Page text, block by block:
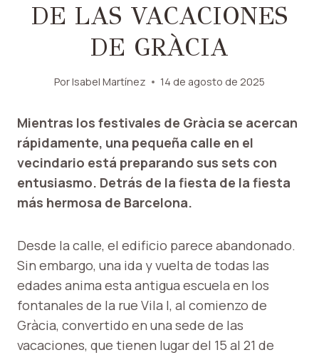
DE LAS VACACIONES
DE GRÀCIA
PorIsabel Martínez 14 de agosto de 2025
Mientras los festivales de Gràcia se acercan
rápidamente, una pequeña calle en el
vecindario está preparando sus sets con
entusiasmo. Detrás de la fiesta de la fiesta
más hermosa de Barcelona.
Desde la calle, el edificio parece abandonado.
Sin embargo, una ida y vuelta de todas las
edades anima esta antigua escuela en los
fontanales de la rue Vila I, al comienzo de
Gràcia, convertido en una sede de las
vacaciones, que tienen lugar del 15 al 21 de